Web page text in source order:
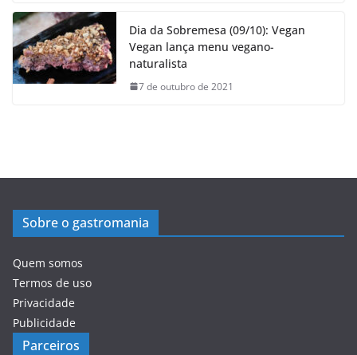
Dia da Sobremesa (09/10): Vegan
Vegan lança menu vegano-
naturalista
7 de outubro de 2021
Sobre o gastromania
Quem somos
Termos de uso
Privacidade
Publicidade
Parceiros